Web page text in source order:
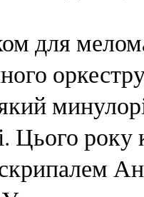
для
Цього року